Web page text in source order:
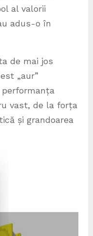
al valorii
adus-o în
de mai jos
„aur”
vast, de la forța
și grandoarea